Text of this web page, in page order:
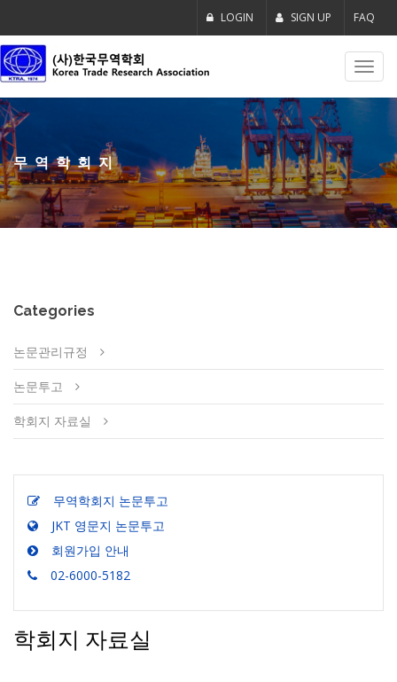
LOGIN SIGN UP FAQ
무역학회지
Categories
논문관리규정
논문투고
학회지 자료실
무역학회지 논문투고
JKT 영문지 논문투고
회원가입 안내
02-6000-5182
학회지 자료실